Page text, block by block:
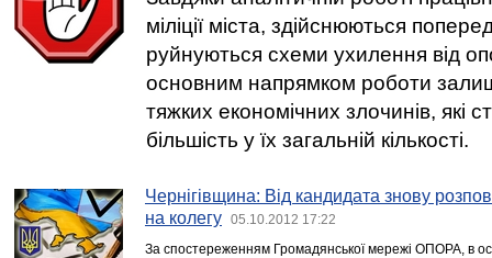
міліції міста, здійснюються
руйнуються схеми ухилення від
основним напрямком роботи
тяжких економічних злочинів, які
більшість у їх загальній кількості.
Чернігівщина: Від кандидата знову
на колегу
05.10.2012 17:22
За спостереженням Громадянської мережі ОПОРА, в